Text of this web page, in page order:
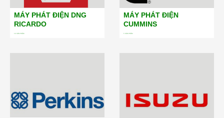
MÁY PHÁT ĐIỆN DNG
RICARDO
19SẢN PHẨM
MÁY PHÁT ĐIỆN
CUMMINS
5SẢN PHẨM